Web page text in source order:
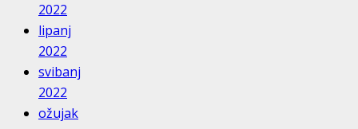
2022
lipanj
2022
svibanj
2022
ožujak